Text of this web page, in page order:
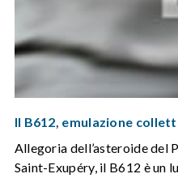
Il B612, emulazione
Allegoria dell’asteroide del
Saint-Exupéry, il B612 è un